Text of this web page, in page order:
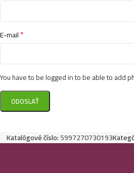
E-mail*
You have to be logged in to be able to add
Katalógové číslo:5997270730193